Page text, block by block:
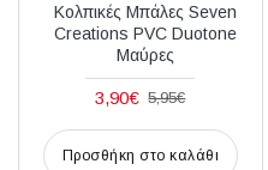
Κολπικές Μπάλες Seven
Creations PVC Duotone
Μαύρες
3,90€ 5,95€
Προσθήκη στο καλάθι